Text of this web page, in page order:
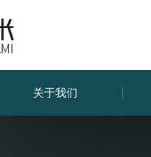
关于我们